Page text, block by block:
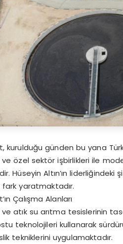
kurulduğu günden bu yana
ve özel sektör işbirlikleri ile
Hüseyin Altın’ın
yaratmaktadır.
Çalışma Alanları
ve atık su arıtma tesislerinin
teknolojileri kullanarak
tekniklerini uygulamaktadır.